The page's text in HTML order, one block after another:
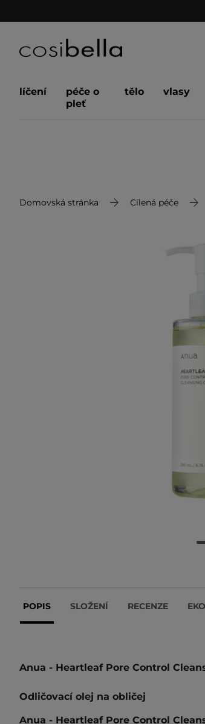
líčení
péče o
pleť
tělo vlasy
Domovská stránka Cílená péče
POPIS SLOŽENÍ RECENZE
Anua - Heartleaf Pore Control
Odličovací olej na obličej
Anua - Heartleaf Pore Control